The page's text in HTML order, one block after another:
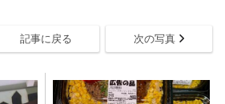
記事に戻る 次の写真